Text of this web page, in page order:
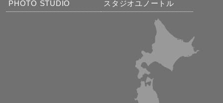
PHOTO STUDIO スタジオユノートル